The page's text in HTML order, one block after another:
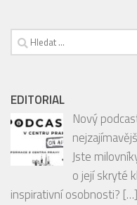
Vyhledávání
EDITORIAL
Nový
Jste
o její skryté
inspirativní osobnosti? […]